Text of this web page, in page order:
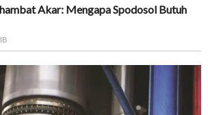
Akar: Mengapa Spodosol Butuh